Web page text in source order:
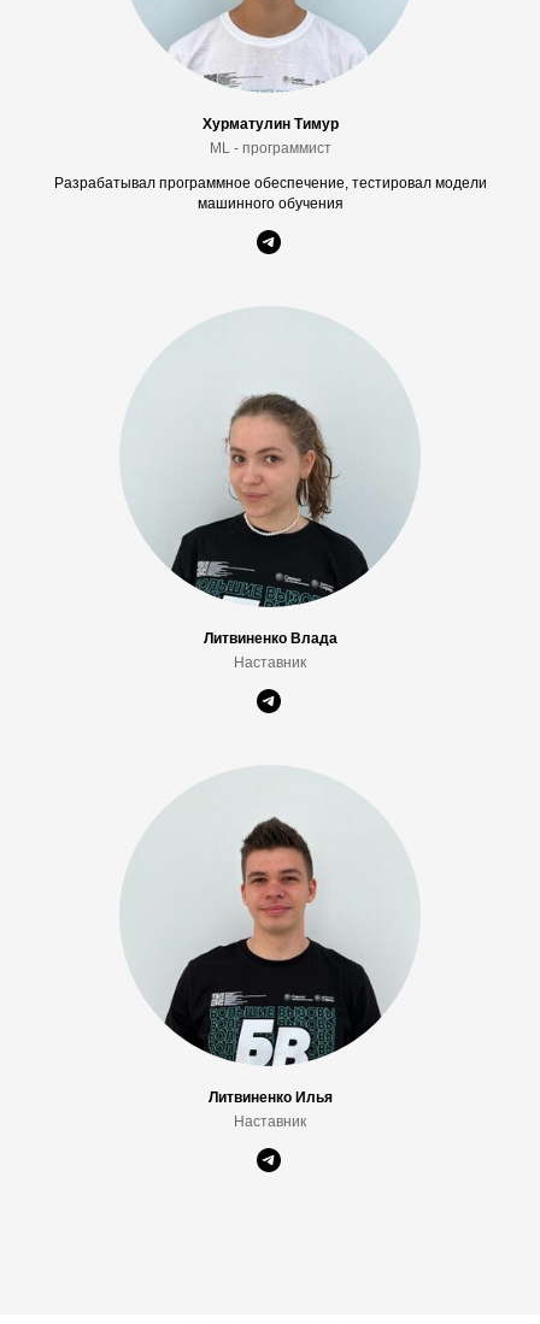
Хурматулин Тимур
ML - программист
Разрабатывал программное обеспечение, тестировал модели
машинного обучения
Литвиненко Влада
Наставник
Литвиненко Илья
Наставник